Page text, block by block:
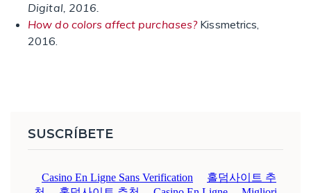
Digital, 2016.
How do colors affect purchases?Kissmetrics,
2016.
SUSCRÍBETE